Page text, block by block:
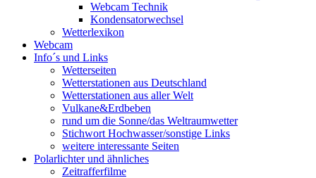
Webcam Technik
Kondensatorwechsel
Wetterlexikon
Webcam
Info´s und Links
Wetterseiten
Wetterstationen aus Deutschland
Wetterstationen aus aller Welt
Vulkane&Erdbeben
rund um die Sonne/das Weltraumwetter
Stichwort Hochwasser/sonstige Links
weitere interessante Seiten
Polarlichter und ähnliches
Zeitrafferfilme